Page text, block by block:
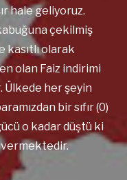
hale geliyoruz.
çekilmiş
kasıtlı olarak
olan Faiz indirimi
Ülkede her şeyin
bir sıfır (0)
o kadar düştü ki
vermektedir.